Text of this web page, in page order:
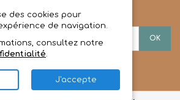
des cookies pour
de navigation.
consultez notre
.
J'accepte
D'INFORMATIONS